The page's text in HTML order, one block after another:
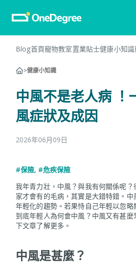
Blog首頁寵物教室置業貼士健康小知識
>健康小知識
中風不是老人病 ！
風症狀及成因
2026年06月09日
#保險, #危疾保險
我年青力壯，中風？與我有何關係呢
家才會有的毛病，其實是大錯特錯。
年輕化的趨勢。若果恃自己年輕以忽略
到底年輕人為何會中風？中風又有甚
下文章了解更多。
中風是甚麼？